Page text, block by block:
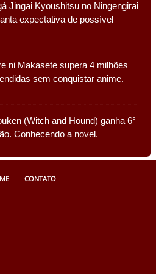
Jingai Kyoushitsu no Ningengirai
expectativa de possível
ni Makasete supera 4 milhões
sem conquistar anime.
(Witch and Hound) ganha 6°
Conhecendo a novel.
CONTATO